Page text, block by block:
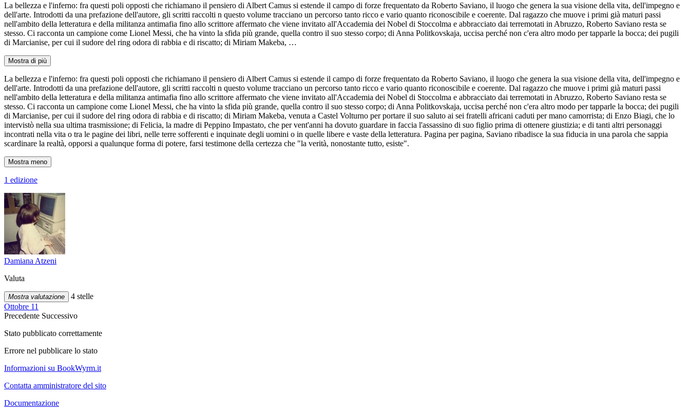
La bellezza e l'inferno: fra questi poli opposti che richiamano il pensiero di Albert Camus si estende il campo di forze frequentato da Roberto Saviano, il luogo che genera la sua visione della vita, dell'impegno e
dell'arte. Introdotti da una prefazione dell'autore, gli scritti raccolti n questo volume tracciano un percorso tanto ricco e vario quanto riconoscibile e coerente. Dal ragazzo che muove i primi già maturi passi
nell'ambito della letteratura e della militanza antimafia fino allo scrittore affermato che viene invitato all'Accademia dei Nobel di Stoccolma e abbracciato dai terremotati in Abruzzo, Roberto Saviano resta se
stesso. Ci racconta un campione come Lionel Messi, che ha vinto la sfida più grande, quella contro il suo stesso corpo; di Anna Politkovskaja, uccisa perché non c'era altro modo per tapparle la bocca; dei pugili
di Marcianise, per cui il sudore del ring odora di rabbia e di riscatto; di Miriam Makeba, …
Mostra di più
La bellezza e l'inferno: fra questi poli opposti che richiamano il pensiero di Albert Camus si estende il campo di forze frequentato da Roberto Saviano, il luogo che genera la sua visione della vita, dell'impegno e
dell'arte. Introdotti da una prefazione dell'autore, gli scritti raccolti n questo volume tracciano un percorso tanto ricco e vario quanto riconoscibile e coerente. Dal ragazzo che muove i primi già maturi passi
nell'ambito della letteratura e della militanza antimafia fino allo scrittore affermato che viene invitato all'Accademia dei Nobel di Stoccolma e abbracciato dai terremotati in Abruzzo, Roberto Saviano resta se
stesso. Ci racconta un campione come Lionel Messi, che ha vinto la sfida più grande, quella contro il suo stesso corpo; di Anna Politkovskaja, uccisa perché non c'era altro modo per tapparle la bocca; dei pugili
di Marcianise, per cui il sudore del ring odora di rabbia e di riscatto; di Miriam Makeba, venuta a Castel Volturno per portare il suo saluto ai sei fratelli africani caduti per mano camorrista; di Enzo Biagi, che lo
intervistò nella sua ultima trasmissione; di Felicia, la madre di Peppino Impastato, che per vent'anni ha dovuto guardare in faccia l'assassino di suo figlio prima di ottenere giustizia; e di tanti altri personaggi
incontrati nella vita o tra le pagine dei libri, nelle terre sofferenti e inquinate degli uomini o in quelle libere e vaste della letteratura. Pagina per pagina, Saviano ribadisce la sua fiducia in una parola che sappia
scardinare la realtà, opporsi a qualunque forma di potere, farsi testimone della certezza che "la verità, nonostante tutto, esiste".
Mostra meno
1 edizione
Damiana Atzeni
Valuta
Mostra valutazione
4 stelle
Ottobre 11
Precedente Successivo
Stato pubblicato correttamente
Errore nel pubblicare lo stato
Informazioni su BookWyrm.it
Contatta amministratore del sito
Documentazione